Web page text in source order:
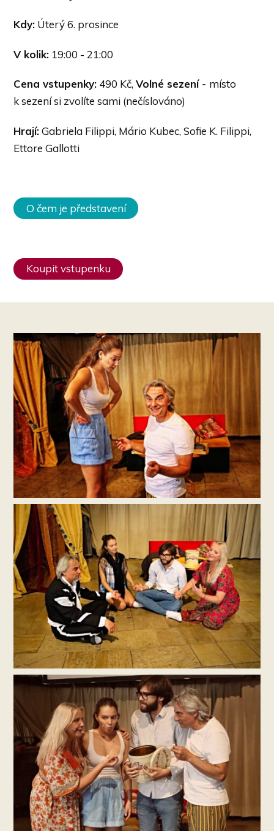
Kdy: Úterý 6. prosince
V kolik: 19:00 - 21:00
Cena vstupenky: 490 Kč,Volné sezení - místo
k sezení si zvolíte sami (nečíslováno)
Hrají:Gabriela Filippi, Mário Kubec, Sofie K. Filippi,
Ettore Gallotti
O čem je představení
Koupit vstupenku